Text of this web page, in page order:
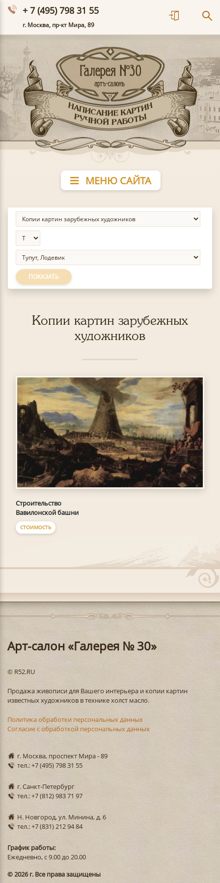
+ 7 (495) 798 31 55
г. Москва, пр-кт Мира, 89
МЕНЮ САЙТА
ПОКАЗАТЬ
Копии картин зарубежных
художников
Строительство
Вавилонской башни
СТОИМОСТЬ
Арт-салон «Галерея № 30»
© R52.RU
Продажа живописи для Вашего интерьера и копии картин
известных художников в технике холст масло.
Политика обработки персональных данных
Согласие с обработкой персональных данных
г. Москва, проспект Мира - 89
тел.: +7 (495) 798 31 55
г. Санкт-Петербург
тел.: +7 (812) 983 71 97
Н. Новгород, ул. Минина, д. 6
тел.: +7 (831) 212 94 84
График работы:
Ежедневно, с 9.00 до 20.00
© 2026 г. Все права защищены